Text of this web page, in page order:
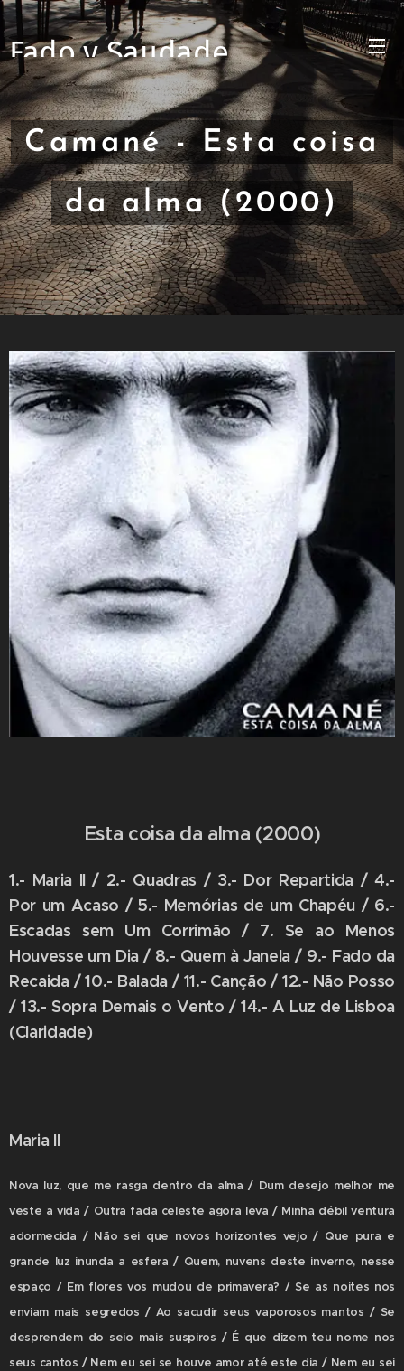
Fado y Saudade
Camané - Esta coisa
da alma (2000)
Esta coisa da alma (2000)
1.- Maria II / 2.- Quadras / 3.- Dor Repartida / 4.-
Por um Acaso / 5.- Memórias de um Chapéu / 6.-
Escadas sem Um Corrimão / 7. Se ao Menos
Houvesse um Dia / 8.- Quem à Janela / 9.- Fado da
Recaida / 10.- Balada / 11.- Canção / 12.- Não Posso
/ 13.- Sopra Demais o Vento / 14.- A Luz de Lisboa
(Claridade)
Maria II
Nova luz, que me rasga dentro da alma / Dum desejo melhor me
veste a vida / Outra fada celeste agora leva / Minha débil ventura
adormecida / Não sei que novos horizontes vejo / Que pura e
grande luz inunda a esfera / Quem, nuvens deste inverno, nesse
espaço / Em flores vos mudou de primavera? / Se as noites nos
enviam mais segredos / Ao sacudir seus vaporosos mantos / Se
desprendem do seio mais suspiros / É que dizem teu nome nos
seus cantos / Nem eu sei se houve amor até este dia / Nem eu sei